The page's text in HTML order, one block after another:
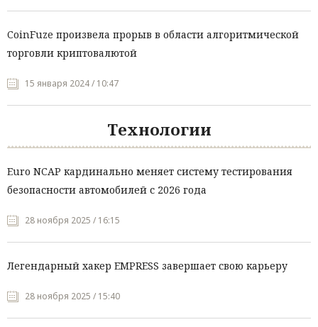
CoinFuze произвела прорыв в области алгоритмической
торговли криптовалютой
15 января 2024 / 10:47
Технологии
Euro NCAP кардинально меняет систему тестирования
безопасности автомобилей с 2026 года
28 ноября 2025 / 16:15
Легендарный хакер EMPRESS завершает свою карьеру
28 ноября 2025 / 15:40